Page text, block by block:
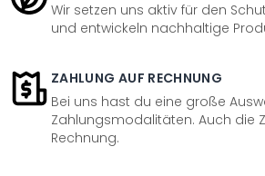
Wir setzen uns aktiv für den
und entwickeln nachhaltige
ZAHLUNG AUF RECHNUNG
Bei uns hast du eine große
Zahlungsmodalitäten. Auch die
Rechnung.